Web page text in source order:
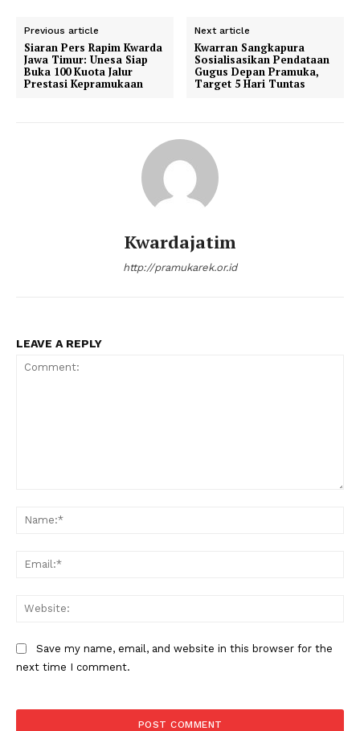
Previous article
Siaran Pers Rapim Kwarda
Jawa Timur: Unesa Siap
Buka 100 Kuota Jalur
Prestasi Kepramukaan
Next article
Kwarran Sangkapura
Sosialisasikan Pendataan
Gugus Depan Pramuka,
Target 5 Hari Tuntas
Kwardajatim
http://pramukarek.or.id
LEAVE A REPLY
Save my name, email, and website in this browser for the
next time I comment.